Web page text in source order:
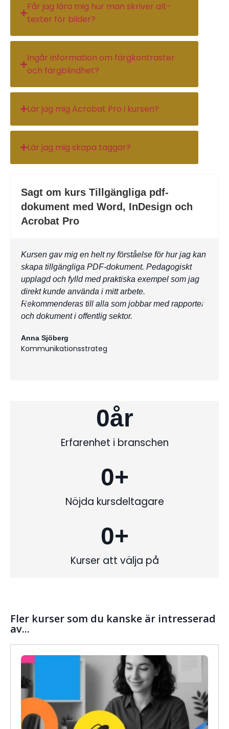
Sagt om kurs Tillgängliga pdf-
dokument med Word, InDesign och
Acrobat Pro
Kursen gav mig en helt ny förståelse för hur jag kan
skapa tillgängliga PDF-dokument. Pedagogiskt
upplagd och fylld med praktiska exempel som jag
direkt kunde använda i mitt arbete.
Rekommenderas till alla som jobbar med rapporter
och dokument i offentlig sektor.
Anna Sjöberg
Kommunikationsstrateg
Får jag lära mig hur man skriver alt-
texter för bilder?
Ingår information om färgkontraster
och färgblindhet?
Lär jag mig Acrobat Pro i kursen?
Lär jag mig skapa taggar?
Erfarenhet i branschen
0år
Nöjda kursdeltagare
0+
Kurser att välja på
0+
Fler kurser som du kanske är intresserad
av...